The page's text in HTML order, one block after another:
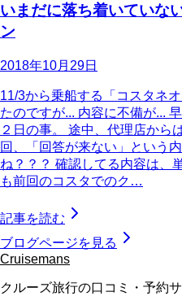
いまだに落ち着いてい
ン
2018年10月29日
11/3から乗船する「コスタネ
たのですが... 内容に不備が...
２日の事。 途中、代理店から
回、「回答が来ない」という
ね？？？ 確認してる内容は、
も前回のコスタでのク…
記事を読む
ブログページを見る
Cruisemans
クルーズ旅行の口コミ・予約サ